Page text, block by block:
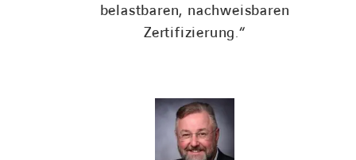
belastbaren, nachweisbaren
Zertifizierung.“